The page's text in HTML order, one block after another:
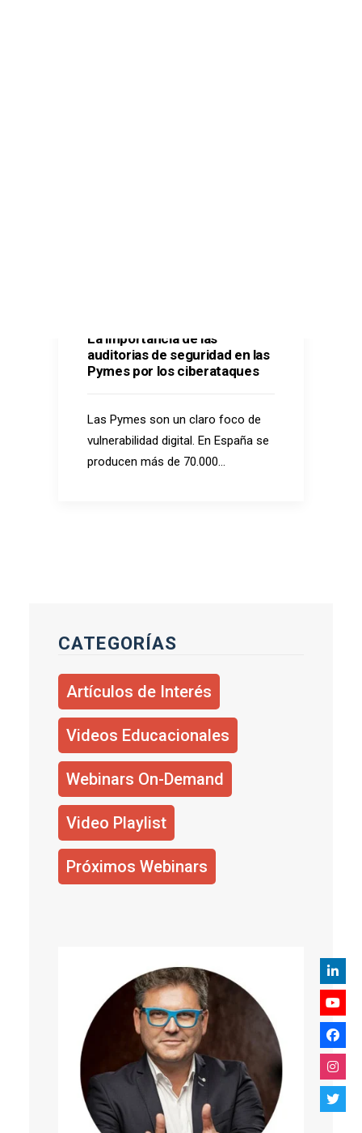
La importancia de las
auditorias de seguridad en las
Pymes por los ciberataques
Las Pymes son un claro foco de
vulnerabilidad digital. En España se
producen más de 70.000…
CATEGORÍAS
Artículos de Interés
Videos Educacionales
Webinars On-Demand
Video Playlist
Próximos Webinars